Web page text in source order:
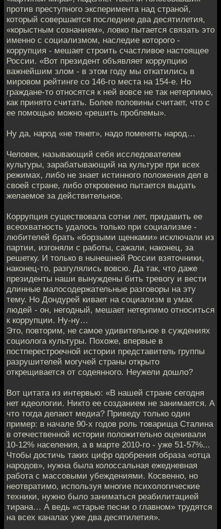
против преступного эксперимента над страной,
который совершается последние два десятилетия,
«корыстным сознанием», ловко пытается связать это
именно с социализмом, наследие которого -
коррупция - мешает строить счастливое настоящее
России. «Вот президент объявляет коррупцию
важнейшим злом - в этом году мы откатились в
мировом рейтинге со 146-го места на 154-е. Но
граждане-то относятся к ней вовсе не так нетерпимо,
как принято считать. Более половины считает, что с
ее помощью можно «решить проблемы».
Ну да, народ «не тянет», надо поменять народ…
Человек, называющий себя исследователем
культуры, зарабатывающий на культуре при всех
режимах, либо не знает истинного положения дел в
своей стране, либо откровенно пытается выдать
желаемое за действительное.
Коррупция существовала сотни лет, придавить ее
всеохватность удалось только при социализме -
любителей брать «борзыми щенками» исключали из
партии, изгоняли с работы, сажали, наконец, за
решетку. И только в нынешней России взяточники,
наконец-то, разгулялись вовсю. Да так, что даже
президенты наши вынуждены бить тревогу и вести
длинные малосодержательные разговоры на эту
тему. Но Дондурей кивает на социализм в умах
людей - он, негодный, мешает нетерпимо относиться
к коррупции. Ну-ну…
Это, повторим, не самое удивительное в суждениях
социолога культуры. Похоже, впервые в
постперестроечной истории представитель группы
разрушителей могучей страны открыто
открещивается от содеянного. Неужели дошло?
Вот цитата из интервью: «В нашей стране сегодня
нет идеологии. Никто ее созданием не занимается. А
что тогда делают медиа? Приведу только один
пример: в начале 90-х годов роль товарища Сталина
в отечественной истории положительно оценивали
10-12% населения, а в марте 2010-го - уже 51-57%...
Чтобы достичь таких цифр одобрения образа «отца
народов», нужна была колоссальная ежедневная
работа с массовыми убеждениями. Косвенно, но
неотвратимо, используя многие психологические
техники, нужно было заниматься реабилитацией
тирана… А ведь «старые песни о главном» трудятся
на всех каналах уже два десятилетия».